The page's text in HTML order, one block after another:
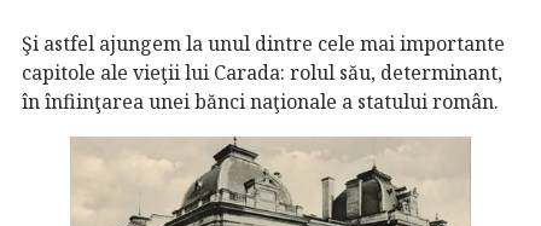
Şi astfel ajungem la unul dintre cele mai importante
capitole ale vieţii lui Carada: rolul său, determinant,
în înfiinţarea unei bănci naţionale a statului român.